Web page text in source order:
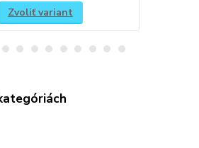
Zvoliť variant